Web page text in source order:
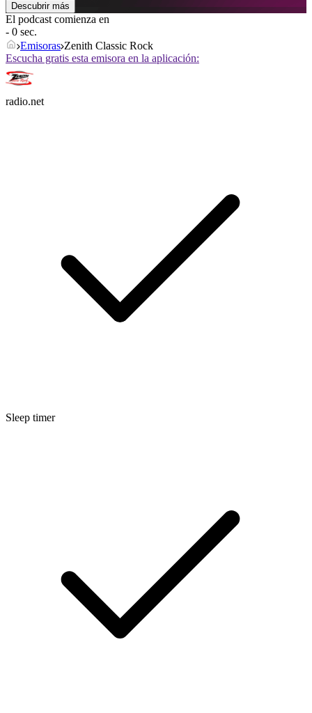
Descubrir más
El podcast comienza en
- 0 sec.
Emisoras Zenith Classic Rock
Escucha gratis esta emisora en la aplicación:
radio.net
Sleep timer